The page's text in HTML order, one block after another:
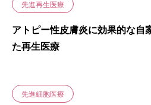
先進再生医療
アトピー性皮膚炎に効果的な自
た再生医療
先進細胞医療